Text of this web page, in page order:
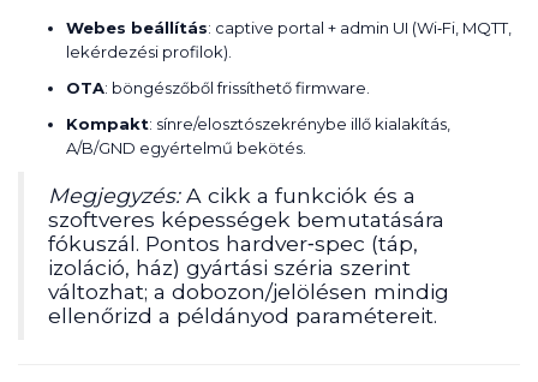
Webes beállítás: captive portal + admin UI (Wi‑Fi, MQTT,
lekérdezési profilok).
OTA: böngészőből frissíthető firmware.
Kompakt: sínre/elosztószekrénybe illő kialakítás,
A/B/GND egyértelmű bekötés.
Megjegyzés:A cikk a funkciók és a
szoftveres képességek bemutatására
fókuszál. Pontos hardver‑spec (táp,
izoláció, ház) gyártási széria szerint
változhat; a dobozon/jelölésen mindig
ellenőrizd a példányod paramétereit.